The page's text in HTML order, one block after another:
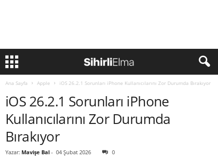
Ana Sayfa Apple iOS 26.2.1 Sorunları iPhone Kullanıcılarını Zor Durumda Bırakıyor
iOS 26.2.1 Sorunları iPhone
Kullanıcılarını Zor Durumda
Bırakıyor
Yazar: Mavişe Bal - 04 Şubat 2026 0